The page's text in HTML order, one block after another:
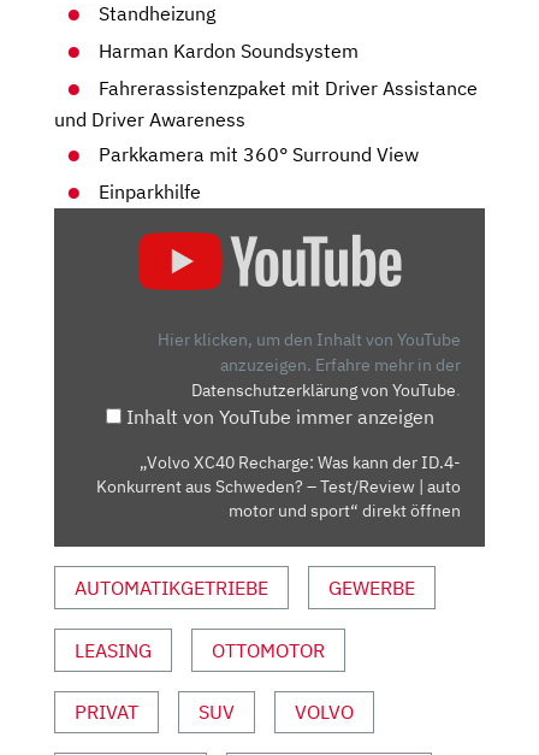
Standheizung
Harman Kardon Soundsystem
Fahrerassistenzpaket mit Driver Assistance
und Driver Awareness
Parkkamera mit 360° Surround View
Einparkhilfe
RECHARGE:
KONKURRENT
SCHWEDEN?
|
AUTO
MOTOR
UND
VON
YOUTUBE
Hier klicken, um den Inhalt von YouTube
anzuzeigen. Erfahre mehr in der
Datenschutzerklärung von YouTube.
Inhalt von YouTube immer anzeigen
„Volvo XC40 Recharge: Was kann der ID.4-
Konkurrent aus Schweden? – Test/Review | auto
motor und sport“ direkt öffnen
AUTOMATIKGETRIEBE GEWERBE
LEASING OTTOMOTOR
PRIVAT SUV VOLVO